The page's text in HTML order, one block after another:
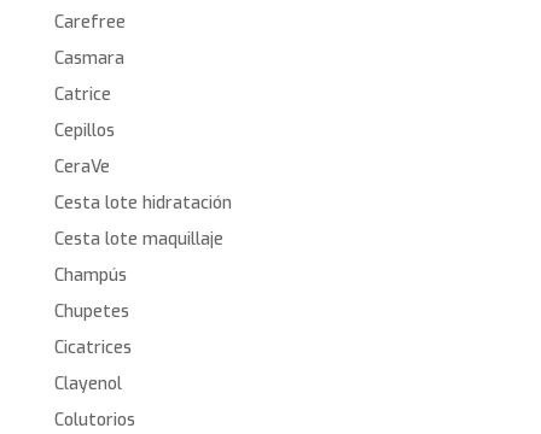
Carefree
Casmara
Catrice
Cepillos
CeraVe
Cesta lote hidratación
Cesta lote maquillaje
Champús
Chupetes
Cicatrices
Clayenol
Colutorios